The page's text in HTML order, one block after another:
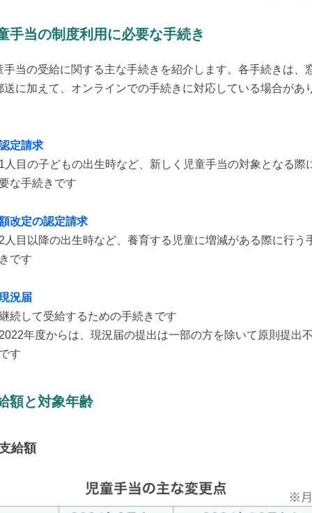
手当の制度利用に必要な手続き
手当の受給に関する主な手続きを紹介します。各手続きは、
送に加えて、オンラインでの手続きに対応している場合があ
定請求
人目の子どもの出生時など、新しく児童手当の対象となる際
な手続きです
改定の認定請求
人目以降の出生時など、養育する児童に増減がある際に行う
です
況届
続して受給するための手続きです
年度からは、現況届の提出は一部の方を除いて原則提出
す
額と対象年齢
給額